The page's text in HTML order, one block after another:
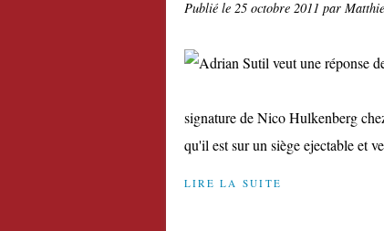
Publié le 25 octobre 2011 par
signature de Nico Hulkenberg
qu'il est sur un siège ejectable et
LIRE LA SUITE